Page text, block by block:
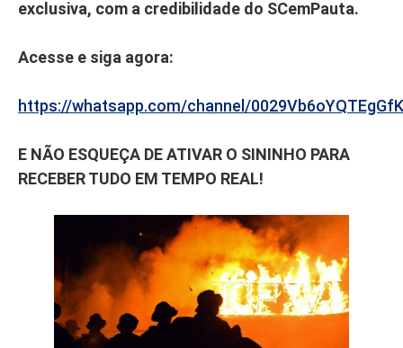
exclusiva, com a credibilidade do SCemPauta.
Acesse e siga agora:
https://whatsapp.com/channel/
E NÃO ESQUEÇA DE ATIVAR O SININHO PARA
RECEBER TUDO EM TEMPO REAL!